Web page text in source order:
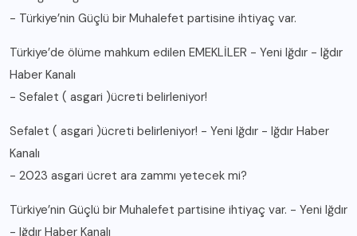
- Türkiye’nin Güçlü bir Muhalefet partisine ihtiyaç var.
Türkiye’de ölüme mahkum edilen EMEKLİLER - Yeni Iğdır - Iğdır
Haber Kanalı
- Sefalet ( asgari )ücreti belirleniyor!
Sefalet ( asgari )ücreti belirleniyor! - Yeni Iğdır - Iğdır Haber
Kanalı
- 2023 asgari ücret ara zammı yetecek mi?
Türkiye’nin Güçlü bir Muhalefet partisine ihtiyaç var. - Yeni Iğdır
- Iğdır Haber Kanalı